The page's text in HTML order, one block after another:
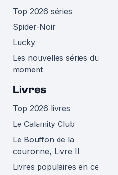
Top 2026 séries
Spider-Noir
Lucky
Les nouvelles séries du
moment
Livres
Top 2026 livres
Le Calamity Club
Le Bouffon de la
couronne, Livre II
Livres populaires en ce